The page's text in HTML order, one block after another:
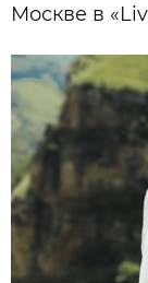
Москве в